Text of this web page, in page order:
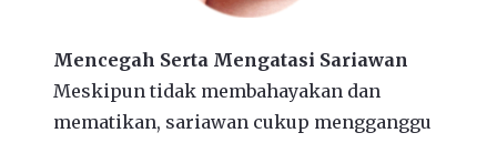
Mencegah Serta Mengatasi Sariawan
Meskipun tidak membahayakan dan
mematikan, sariawan cukup mengganggu